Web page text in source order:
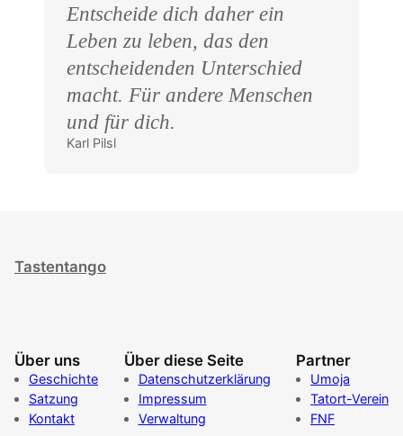
Entscheide dich daher ein
Leben zu leben, das den
entscheidenden Unterschied
macht. Für andere Menschen
und für dich.
Karl Pilsl
Tastentango
Über uns
Geschichte
Satzung
Kontakt
Über diese Seite
Datenschutzerklärung
Impressum
Verwaltung
Partner
Umoja
Tatort-Verein
FNF